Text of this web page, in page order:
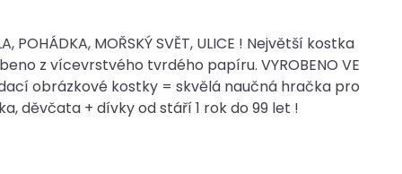
MOŘSKÝ SVĚT, ULICE ! Největší kostka
z vícevrstvého tvrdého papíru. VYROBENO VE
obrázkové kostky = skvělá naučná hračka pro
děvčata + dívky od stáří 1 rok do 99 let !